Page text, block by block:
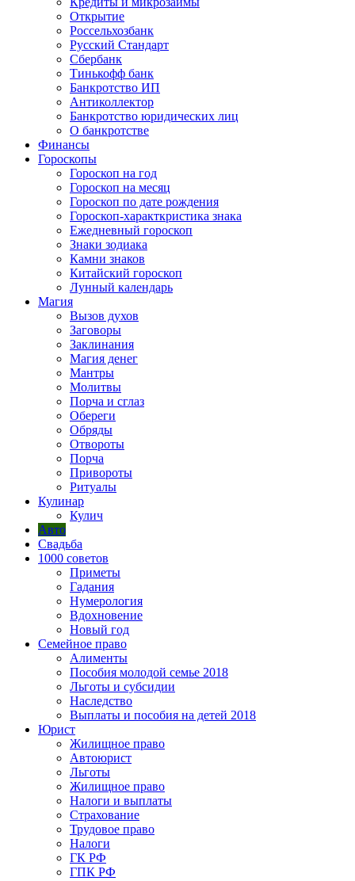
Открытие
Россельхозбанк
Русский Стандарт
Сбербанк
Тинькофф банк
Банкротство ИП
Антиколлектор
Банкротство юридических лиц
О банкротстве
Финансы
Гороскопы
Гороскоп на год
Гороскоп на месяц
Гороскоп по дате рождения
Гороскоп-характкристика знака
Ежедневный гороскоп
Знаки зодиака
Камни знаков
Китайский гороскоп
Лунный календарь
Магия
Вызов духов
Заговоры
Заклинания
Магия денег
Мантры
Молитвы
Порча и сглаз
Обереги
Обряды
Отвороты
Порча
Привороты
Ритуалы
Кулинар
Кулич
Авто
Свадьба
1000 советов
Приметы
Гадания
Нумерология
Вдохновение
Новый год
Семейное право
Алименты
Пособия молодой семье 2018
Льготы и субсидии
Наследство
Выплаты и пособия на детей 2018
Юрист
Жилищное право
Автоюрист
Льготы
Жилищное право
Налоги и выплаты
Страхование
Трудовое право
Налоги
ГК РФ
ГПК РФ